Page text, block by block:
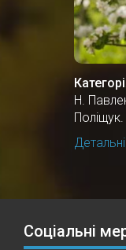
Н.
Поліщук.
Соціальні